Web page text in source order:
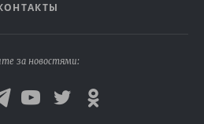
за новостями: